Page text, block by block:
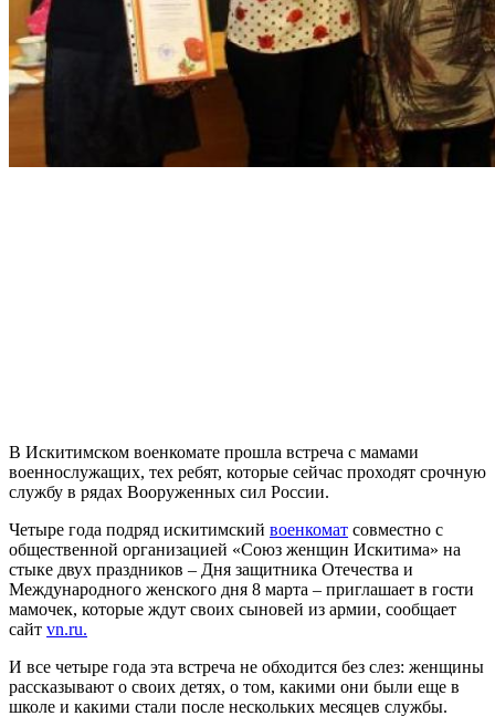
В Искитимском военкомате прошла встреча с мамами
военнослужащих, тех ребят, которые сейчас проходят срочную
службу в рядах Вооруженных сил России.
Четыре года подряд искитимский военкомат совместно с
общественной организацией «Союз женщин Искитима» на
стыке двух праздников – Дня защитника Отечества и
Международного женского дня 8 марта – приглашает в гости
мамочек, которые ждут своих сыновей из армии, сообщает
сайт vn.ru.
И все четыре года эта встреча не обходится без слез: женщины
рассказывают о своих детях, о том, какими они были еще в
школе и какими стали после нескольких месяцев службы.